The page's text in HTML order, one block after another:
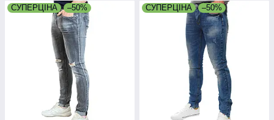
СУПЕРЦІНА –50% СУПЕРЦІНА –50%